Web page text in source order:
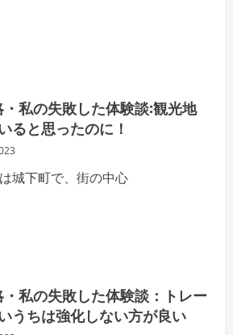
・私の失敗した体験談:観光地
ると思ったのに！
城下町で、街の中心
・私の失敗した体験談：トレー
うちは強化しない方が良い